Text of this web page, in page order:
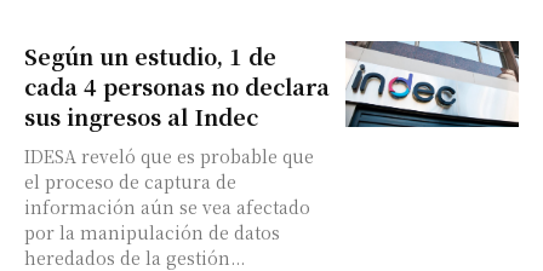
Según un estudio, 1 de
cada 4 personas no declara
sus ingresos al Indec
IDESA reveló que es probable que
el proceso de captura de
información aún se vea afectado
por la manipulación de datos
heredados de la gestión...